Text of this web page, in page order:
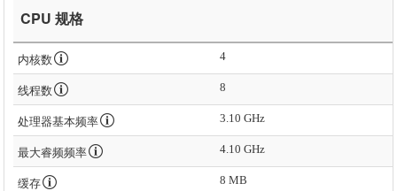
CPU 规格
内核数 4
线程数 8
处理器基本频率 3.10 GHz
最大睿频频率 4.10 GHz
缓存 8 MB